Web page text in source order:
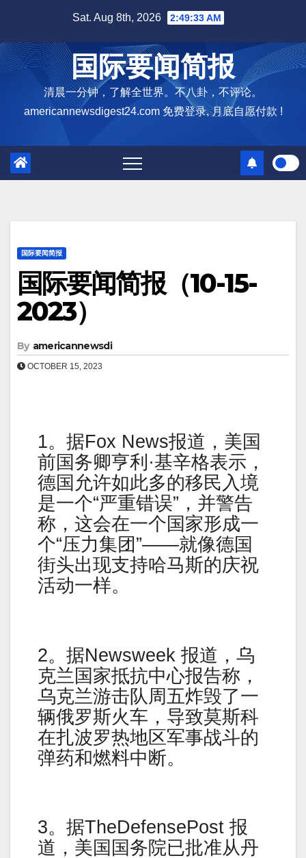
content
Sat. Aug 8th, 2026 2:49:34 AM
国际要闻简报
清晨一分钟，了解全世界。不八卦，不评论。
americannewsdigest24.com 免费登录, 月底自愿付款 !
国际要闻简报
国际要闻简报（10-15-
2023）
By americannewsdi
OCTOBER 15, 2023
1。据Fox News报道，美国
前国务卿亨利·基辛格表示，
德国允许如此多的移民入境
是一个“严重错误”，并警告
称，这会在一个国家形成一
个“压力集团”——就像德国
街头出现支持哈马斯的庆祝
活动一样。
2。据Newsweek 报道，乌
克兰国家抵抗中心报告称，
乌克兰游击队周五炸毁了一
辆俄罗斯火车，导致莫斯科
在扎波罗热地区军事战斗的
弹药和燃料中断。
3。据TheDefensePost 报
道，美国国务院已批准从丹